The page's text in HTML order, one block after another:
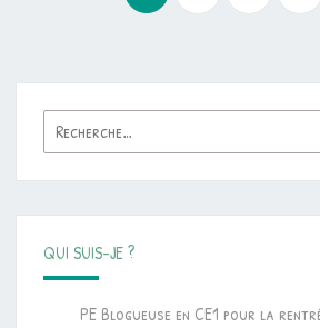
Rechercher :
QUI SUIS-JE ?
PE Blogueuse en CE1 pour la